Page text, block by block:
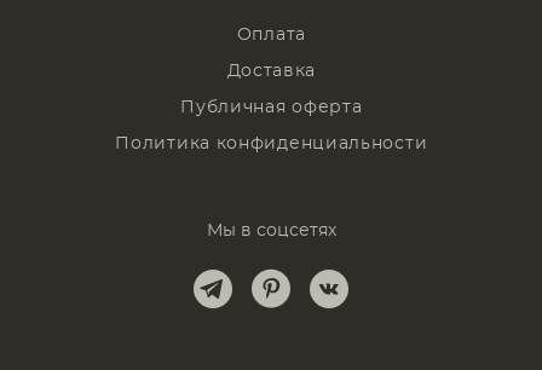
Оплата
Доставка
Публичная оферта
Политика конфиденциальности
Мы в соцсетях